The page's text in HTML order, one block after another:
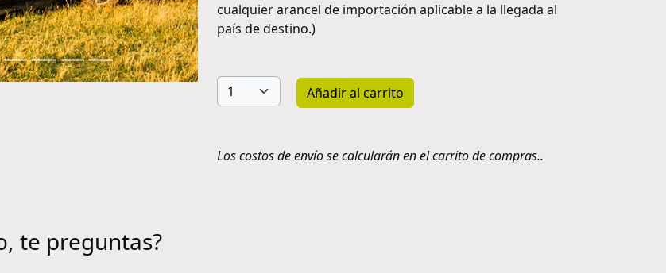
cualquier arancel de importación aplicable a la llegada al
país de destino.)
Añadir al carrito
Los costos de envío se calcularán en el carrito de compras..
te preguntas?